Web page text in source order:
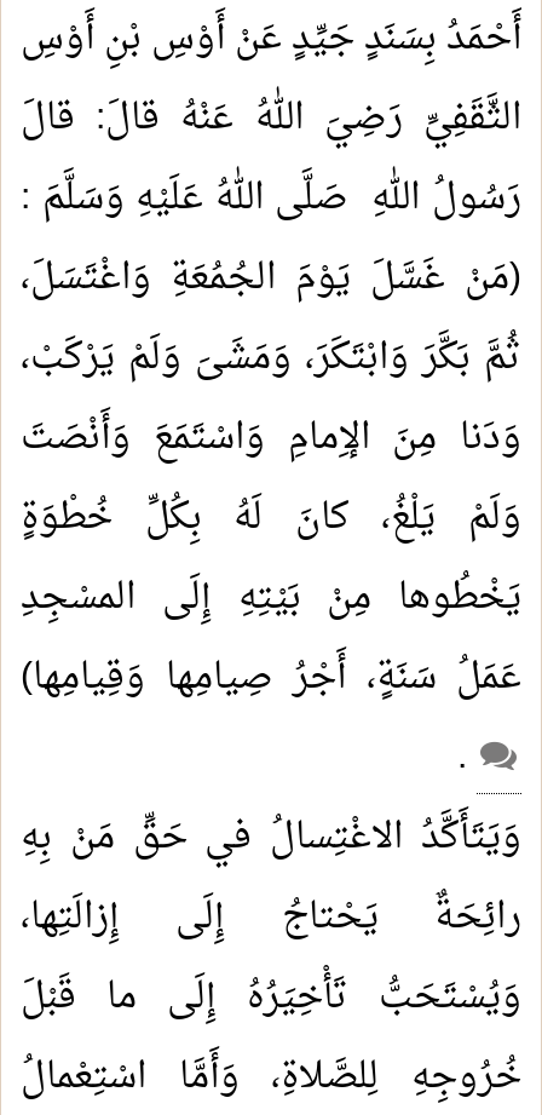
أَحْمَدُ بِسَنَدٍ جَيِّدٍ عَنْ أَوْسِ بْنِ أَوْسِ
الثَّقَفِيِّ رَضِيَ اللهُ عَنْهُ قالَ: قالَ
رَسُولُ اللهِ صَلَّى اللهُ عَلَيْهِ وَسَلَّمَ :
(مَنْ غَسَّلَ يَوْمَ الجُمُعَةِ وَاغْتَسَلَ،
ثُمَّ بَكَّرَ وَابْتَكَرَ، وَمَشَىَ وَلَمْ يَرْكَبْ،
وَدَنا مِنَ الإِمامِ وَاسْتَمَعَ وَأَنْصَتَ
وَلَمْ يَلْغُ، كانَ لَهُ بِكُلِّ خُطْوَةٍ
يَخْطُوها مِنْ بَيْتِهِ إِلَى المسْجِدِ
عَمَلُ سَنَةٍ، أَجْرُ صِيامِها وَقِيامِها)
.
وَيَتَأَكَّدُ الاغْتِسالُ في حَقِّ مَنْ بِهِ
رائِحَةٌ يَحْتاجُ إِلَى إِزالَتِها،
وَيُسْتَحَبُّ تَأْخِيَرُهُ إِلَى ما قَبْلَ
خُرُوجِهِ لِلصَّلاةِ، وَأَمَّا اسْتِعْمالُ